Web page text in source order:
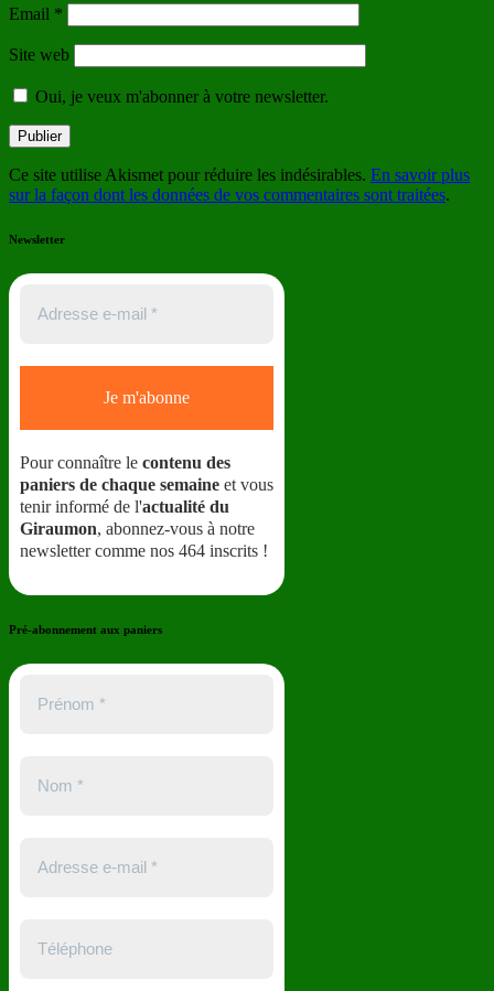
Email *
Site web
Oui, je veux m'abonner à votre newsletter.
Ce site utilise Akismet pour réduire les indésirables. En savoir plus
sur la façon dont les données de vos commentaires sont traitées.
Newsletter
Pour connaître le contenu des
paniers de chaque semaine et vous
tenir informé de l'actualité du
Giraumon, abonnez-vous à notre
newsletter comme nos 464 inscrits !
Pré-abonnement aux paniers